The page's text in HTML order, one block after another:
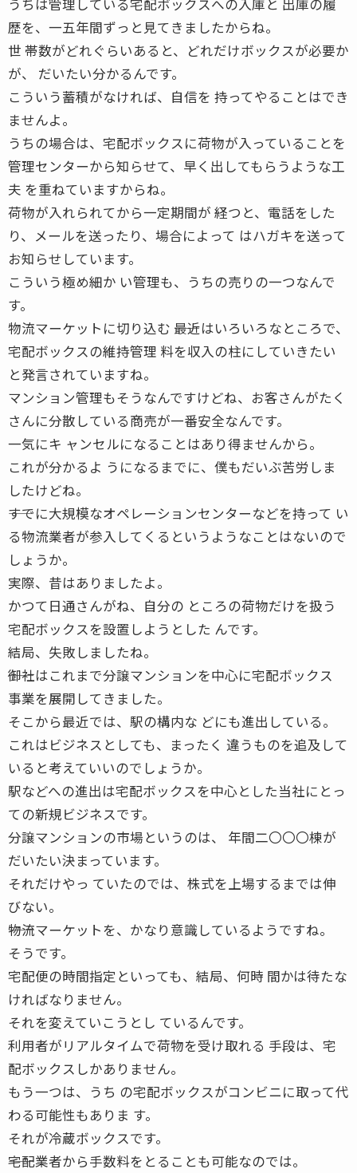
歴を、一五年間ずっと見てきましたからね。
世 帯数がどれぐらいあると、どれだけボックスが必要か
が、 だいたい分かるんです。
こういう蓄積がなければ、自信を 持ってやることはでき
ませんよ。
うちの場合は、宅配ボックスに荷物が入っていることを
管理センターから知らせて、早く出してもらうような工
夫 を重ねていますからね。
荷物が入れられてから一定期間が 経つと、電話をした
り、メールを送ったり、場合によって はハガキを送って
お知らせしています。
こういう極め細か い管理も、うちの売りの一つなんで
す。
物流マーケットに切り込む ――最近はいろいろなところで、
宅配ボックスの維持管理 料を収入の柱にしていきたい
と発言されていますね。
マンション管理もそうなんですけどね、お客さんがたく
さんに分散している商売が一番安全なんです。
一気にキ ャンセルになることはあり得ませんから。
これが分かるよ うになるまでに、僕もだいぶ苦労しま
したけどね。
――すでに大規模なオペレーションセンターなどを持って い
る物流業者が参入してくるというようなことはないので
しょうか。
実際、昔はありましたよ。
かつて日通さんがね、自分の ところの荷物だけを扱う
宅配ボックスを設置しようとした んです。
結局、失敗しましたね。
――御社はこれまで分譲マンションを中心に宅配ボックス
事業を展開してきました。
そこから最近では、駅の構内な どにも進出している。
これはビジネスとしても、まったく 違うものを追及して
いると考えていいのでしょうか。
駅などへの進出は宅配ボックスを中心とした当社にとっ
ての新規ビジネスです。
分譲マンションの市場というのは、 年間二〇〇〇棟が
だいたい決まっています。
それだけやっ ていたのでは、株式を上場するまでは伸
びない。
――物流マーケットを、かなり意識しているようですね。
そうです。
宅配便の時間指定といっても、結局、何時 間かは待たな
ければなりません。
それを変えていこうとし ているんです。
利用者がリアルタイムで荷物を受け取れる 手段は、宅
配ボックスしかありません。
もう一つは、うち の宅配ボックスがコンビニに取って代
わる可能性もありま す。
それが冷蔵ボックスです。
――宅配業者から手数料をとることも可能なのでは。